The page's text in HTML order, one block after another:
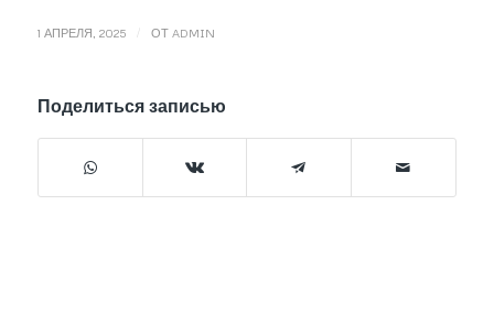
1 АПРЕЛЯ, 2025 ОТ ADMIN
Поделиться записью